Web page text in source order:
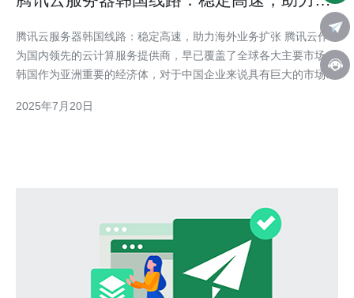
腾讯云服务器韩国线路：稳定高速，助力海外业务扩张 腾讯云作
为国内领先的云计算服务提供商，早已覆盖了全球各大主要市场。
韩国作为亚洲重要的经济体，对于中国企业来说具有巨大的市场潜
速的云计算服务。 腾讯云服务器提供强大的稳定性保障，采用了
2025年7月20日